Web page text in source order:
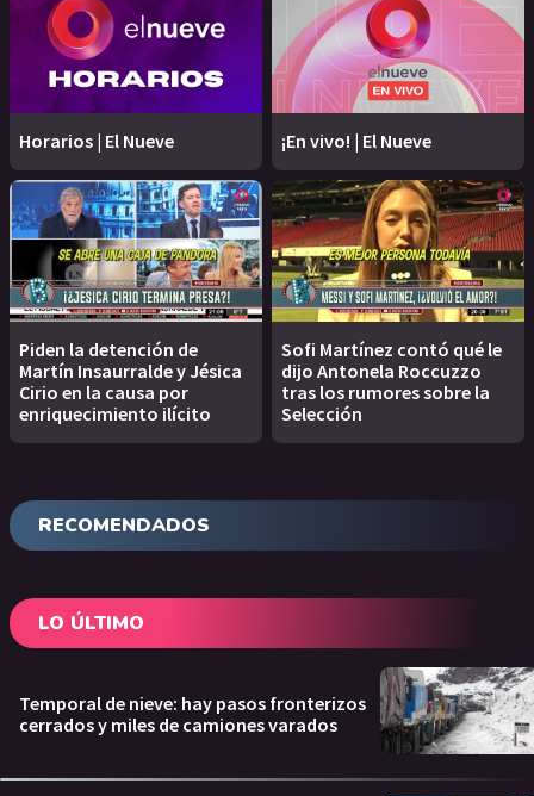
Horarios | El Nueve ¡En vivo! | El Nueve
Piden la detención de
Martín Insaurralde y Jésica
Cirio en la causa por
enriquecimiento ilícito
Sofi Martínez contó qué le
dijo Antonela Roccuzzo
tras los rumores sobre la
Selección
RECOMENDADOS
LO ÚLTIMO
Temporal de nieve: hay pasos fronterizos
cerrados y miles de camiones varados